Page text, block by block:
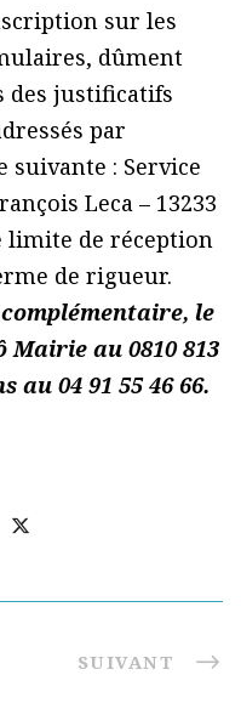
sur les
dûment
des justificatifs
par
suivante : Service
Leca – 13233
limite de réception
de rigueur.
le
au 0810 813
au 04 91 55 46 66.
SUIVANT